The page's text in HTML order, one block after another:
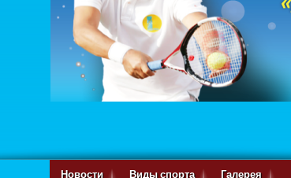
Новости Виды спорта Галерея